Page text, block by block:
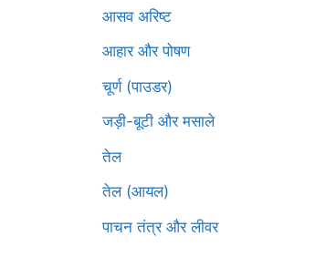
आसव अरिष्ट
आहार और पोषण
चूर्ण (पाउडर)
जड़ी-बूटी और मसाले
तेल
तेल (आयल)
पाचन तंत्र और लीवर